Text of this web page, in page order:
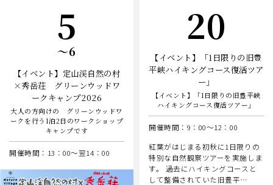
5
〜6
【イベント】定山渓自然の村
×秀岳荘 グリーンウッドワ
ークキャンプ2026
大人の方向けの グリーンウッドワ
ークを行う1泊2日のワークショップ
キャンプです
開催時間：13：00～翌14：00
20
【イベント】「1日限りの旧豊
平峡ハイキングコース復活ツア
ー」
【イベント】「1日限りの旧豊平峡
ハイキングコース復活ツアー」
開催時間：9：00～12：00
紅葉がはじまる初秋に1日限りの
特別な自然観察ツアーを実施しま
す。 過去にハイキングコースと
して整備されていた旧豊平…